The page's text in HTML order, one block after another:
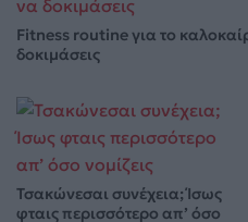
Fitness routine για το
δοκιμάσεις
Τσακώνεσαι συνέχεια; Ίσως
φταις περισσότερο απ’ όσο